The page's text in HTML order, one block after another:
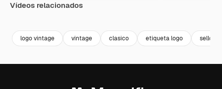
Vídeos relacionados
logo vintage vintage clasico etiqueta logo sello